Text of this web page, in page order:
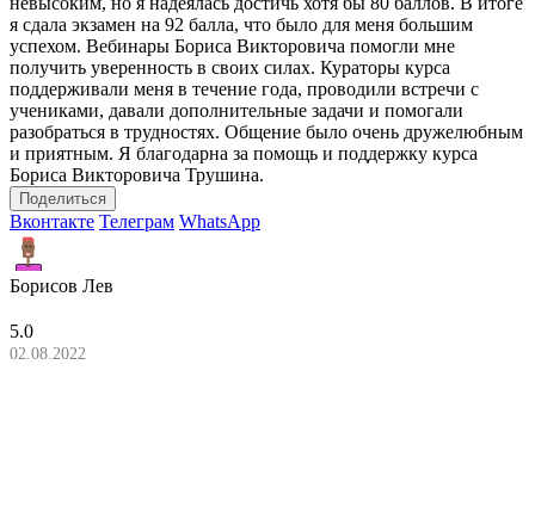
я сдала экзамен на 92 балла, что было для меня большим
успехом. Вебинары Бориса Викторовича помогли мне
получить уверенность в своих силах. Кураторы курса
поддерживали меня в течение года, проводили встречи с
учениками, давали дополнительные задачи и помогали
разобраться в трудностях. Общение было очень дружелюбным
и приятным. Я благодарна за помощь и поддержку курса
Бориса Викторовича Трушина.
Поделиться
Вконтакте Телеграм WhatsApp
Борисов Лев
5.0
02.08.2022